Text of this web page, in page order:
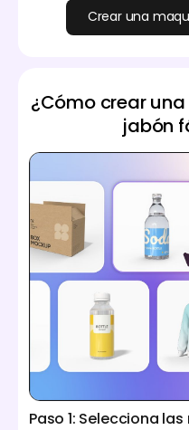
Crear una
¿Cómo crear
jabón
Paso 1: Selecciona